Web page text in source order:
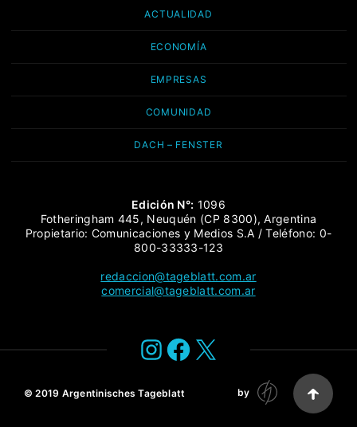
ACTUALIDAD
ECONOMÍA
EMPRESAS
COMUNIDAD
DACH – FENSTER
Edición N°: 1096
Fotheringham 445, Neuquén (CP 8300), Argentina
Propietario: Comunicaciones y Medios S.A / Teléfono: 0-
800-33333-123
redaccion@tageblatt.com.ar
comercial@tageblatt.com.ar
Instagram
Facebook
X
© 2019 Argentinisches Tageblatt by